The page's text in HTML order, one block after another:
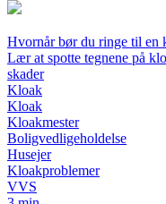
Hvornår bør du ringe til en
Lær at spotte tegnene på
skader
Kloak
Kloak
Kloakmester
Boligvedligeholdelse
Husejer
Kloakproblemer
VVS